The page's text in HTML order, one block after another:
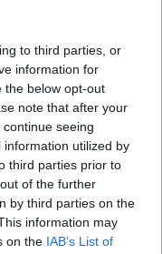
to third parties, or
information for
the below opt-out
note that after your
seeing
utilized by
third parties prior to
of the further
by third parties on the
information may
on the IAB’s List of
e “dashuruar”
federata
deklaratë zyrtare:
transparent